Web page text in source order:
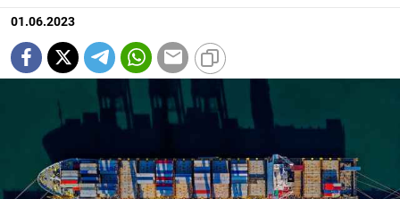
01.06.2023